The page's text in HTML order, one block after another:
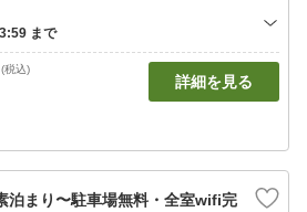
税込)
詳細を見る
泊まり〜駐車場無料・全室wifi完